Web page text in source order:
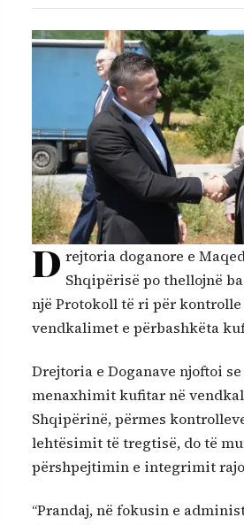
Drejtoria doganore e
Shqipërisë po thellojnë
një Protokoll të ri për kontrolle
vendkalimet e përbashkëta
Drejtoria e Doganave njoftoi
menaxhimit kufitar në
Shqipërinë, përmes
lehtësimit të tregtisë, do të
përshpejtimin e integrimit
“Prandaj, në fokusin e